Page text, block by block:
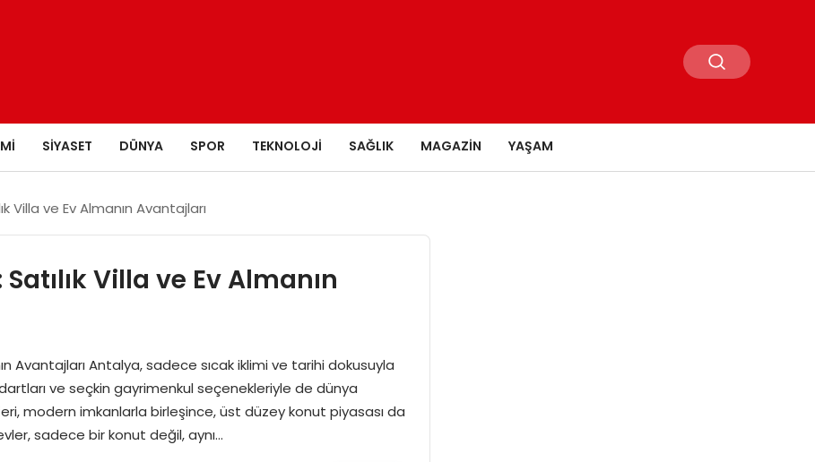
SIYASET DÜNYA SPOR TEKNOLOJI SAĞLIK MAGAZIN YAŞAM
Villa ve Ev Almanın Avantajları
Villa ve Ev Almanın
Avantajları Antalya, sadece sıcak iklimi ve tarihi dokusuyla
ve seçkin gayrimenkul seçenekleriyle de dünya
modern imkanlarla birleşince, üst düzey konut piyasası da
sadece bir konut değil, aynı…